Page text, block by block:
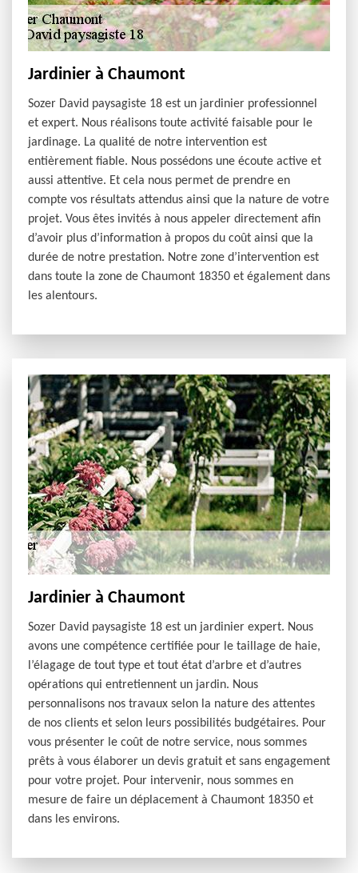
Jardinier à Chaumont
Sozer David paysagiste 18 est un jardinier professionnel
et expert. Nous réalisons toute activité faisable pour le
jardinage. La qualité de notre intervention est
entièrement fiable. Nous possédons une écoute active et
aussi attentive. Et cela nous permet de prendre en
compte vos résultats attendus ainsi que la nature de votre
projet. Vous êtes invités à nous appeler directement afin
d’avoir plus d’information à propos du coût ainsi que la
durée de notre prestation. Notre zone d’intervention est
dans toute la zone de Chaumont 18350 et également dans
les alentours.
Jardinier à Chaumont
Sozer David paysagiste 18 est un jardinier expert. Nous
avons une compétence certifiée pour le taillage de haie,
l’élagage de tout type et tout état d’arbre et d’autres
opérations qui entretiennent un jardin. Nous
personnalisons nos travaux selon la nature des attentes
de nos clients et selon leurs possibilités budgétaires. Pour
vous présenter le coût de notre service, nous sommes
prêts à vous élaborer un devis gratuit et sans engagement
pour votre projet. Pour intervenir, nous sommes en
mesure de faire un déplacement à Chaumont 18350 et
dans les environs.